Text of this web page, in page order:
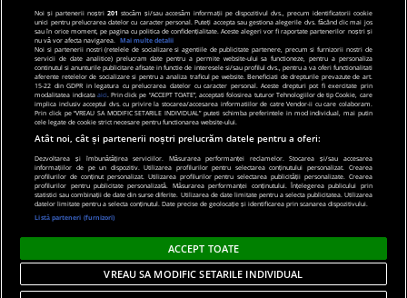
© 2019 PRO TV S.R.L |Politica de Cookie|Politica
de confidentialitate
Noi și partenerii noștri201 stocăm și/sau accesăm informații pe dispozitivul dvs., precum identificatorii cookie
unici pentru prelucrarea datelor cu caracter personal. Puteți accepta sau gestiona alegerile dvs. făcând clic mai jos
sau în orice moment, pe pagina cu politica de confidențialitate. Aceste alegeri vor fi raportate partenerilor noștri și
nu vă vor afecta navigarea.
Mai multe detalii
Noi si partenerii nostri (retelele de socializare si agentiile de publicitate partenere, precum si furnizorii nostri de
servicii de date analitice) prelucram date pentru a permite website-ului sa functioneze, pentru a personaliza
continutul si anunturile publicitare afisate in functie de interesele si/sau profilul dvs., pentru a va oferi functionalitati
aferente retelelor de socializare si pentru a analiza traficul pe website. Beneficiati de drepturile prevazute de art.
15-22 din GDPR in legatura cu prelucrarea datelor cu caracter personal. Aceste drepturi pot fi exercitate prin
modalitatea indicata aici. Prin click pe “ACCEPT TOATE”, acceptati folosirea tuturor Tehnologiilor de tip Cookie, care
implica inclusiv acceptul dvs. cu privire la stocarea/accesarea informatiilor de catre Vendor-ii cu care colaboram.
Prin click pe “VREAU SA MODIFIC SETARILE INDIVIDUAL” puteti schimba preferintele in mod individual, mai putin
cele legate de cookie strict necesare pentru functionarea website-ului.
Atât noi, cât și partenerii noștri prelucrăm datele pentru a oferi:
Dezvoltarea și îmbunătățirea serviciilor. Măsurarea performanței reclamelor. Stocarea și/sau accesarea
informațiilor de pe un dispozitiv. Utilizarea profilurilor pentru selectarea conținutului personalizat. Crearea
profilurilor de conținut personalizat. Utilizarea profilurilor pentru selectarea publicității personalizate. Crearea
profilurilor pentru publicitate personalizată. Măsurarea performanței conținutului. Înțelegerea publicului prin
statistici sau combinații de date din surse diferite. Utilizarea de date limitate pentru a selecta publicitatea. Utilizarea
datelor limitate pentru a selecta conținutul. Date precise de geolocație și identificarea prin scanarea dispozitivului.
Listă parteneri (furnizori)
ACCEPT TOATE
VREAU SA MODIFIC SETARILE INDIVIDUAL